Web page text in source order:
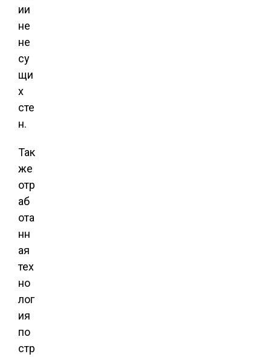
ии
не
не
су
щи
х
сте
н.
Так
же
отр
аб
ота
нн
ая
тех
но
лог
ия
по
стр